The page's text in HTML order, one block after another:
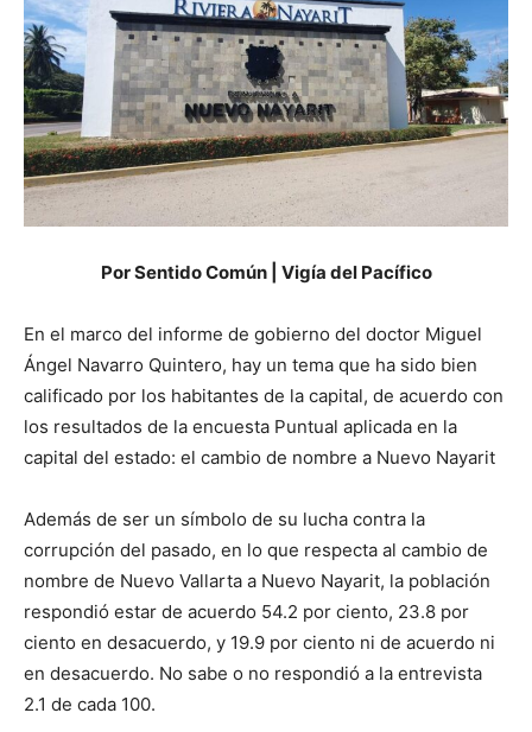
Por Sentido Común | Vigía del Pacífico
En el marco del informe de gobierno del doctor Miguel
Ángel Navarro Quintero, hay un tema que ha sido bien
calificado por los habitantes de la capital, de acuerdo con
los resultados de la encuesta Puntual aplicada en la
capital del estado: el cambio de nombre a Nuevo Nayarit
Además de ser un símbolo de su lucha contra la
corrupción del pasado, en lo que respecta al cambio de
nombre de Nuevo Vallarta a Nuevo Nayarit, la población
respondió estar de acuerdo 54.2 por ciento, 23.8 por
ciento en desacuerdo, y 19.9 por ciento ni de acuerdo ni
en desacuerdo. No sabe o no respondió a la entrevista
2.1 de cada 100.